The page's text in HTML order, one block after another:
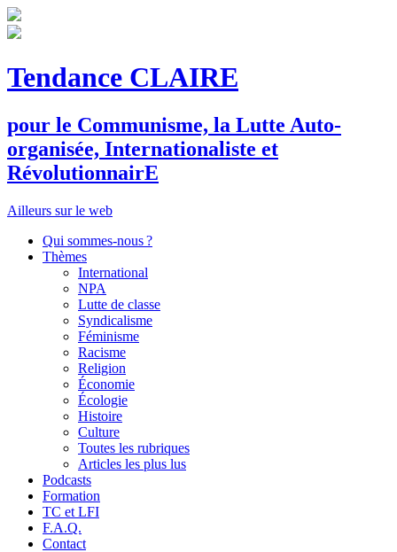
Tendance CLAIRE
pour le Communisme, la Lutte Auto-
organisée, Internationaliste et
RévolutionnairE
Ailleurs sur le web
Qui sommes-nous ?
Thèmes
International
NPA
Lutte de classe
Syndicalisme
Féminisme
Racisme
Religion
Économie
Écologie
Histoire
Culture
Toutes les rubriques
Articles les plus lus
Podcasts
Formation
TC et LFI
F.A.Q.
Contact